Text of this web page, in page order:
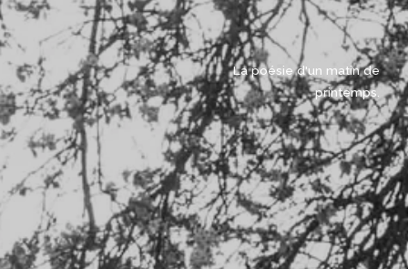
La poésie d'un matin de
printemps.